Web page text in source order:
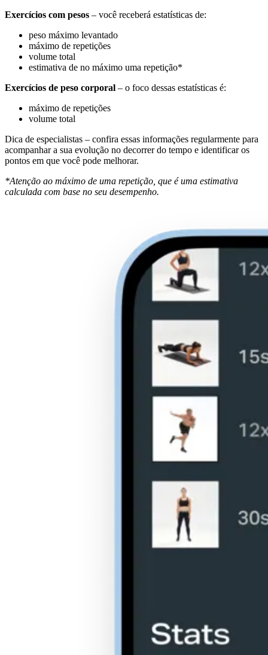
Exercícios com pesos – você receberá estatísticas de:
peso máximo levantado
máximo de repetições
volume total
estimativa de no máximo uma repetição*
Exercícios de peso corporal – o foco dessas estatísticas é:
máximo de repetições
volume total
Dica de especialistas – confira essas informações regularmente para
acompanhar a sua evolução no decorrer do tempo e identificar os
pontos em que você pode melhorar.
*Atenção ao máximo de uma repetição, que é uma estimativa
calculada com base no seu desempenho.